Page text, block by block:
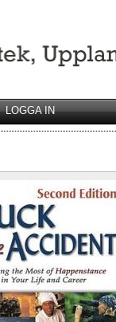
LOGGA IN